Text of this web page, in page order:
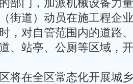
部门，加派机械设备力
街道）动员在施工程企
，对自管范围内的道路
、站亭、公厕等区域，
在全区常态化开展城乡